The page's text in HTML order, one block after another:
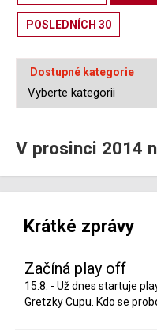
POSLEDNÍCH 30
Dostupné kategorie
V prosinci 2014
Krátké zprávy
Začíná play off
15.8. - Už dnes startuje
Gretzky Cupu. Kdo se